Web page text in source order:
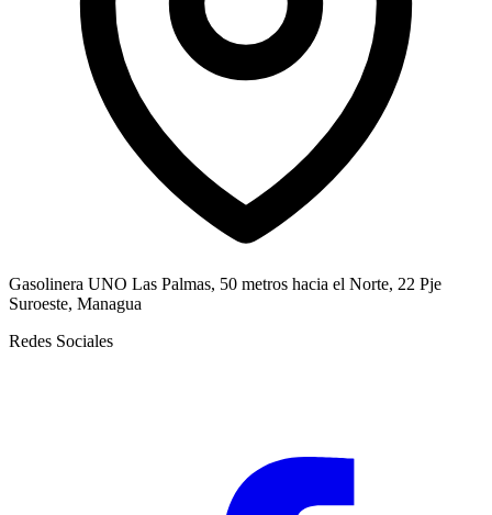
Gasolinera UNO Las Palmas, 50 metros hacia el Norte, 22 Pje
Suroeste, Managua
Redes Sociales